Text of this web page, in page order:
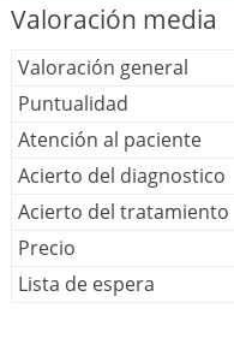
Valoración media
Valoración general
Puntualidad
Atención al paciente
Acierto del diagnostico
Acierto del tratamiento
Precio
Lista de espera